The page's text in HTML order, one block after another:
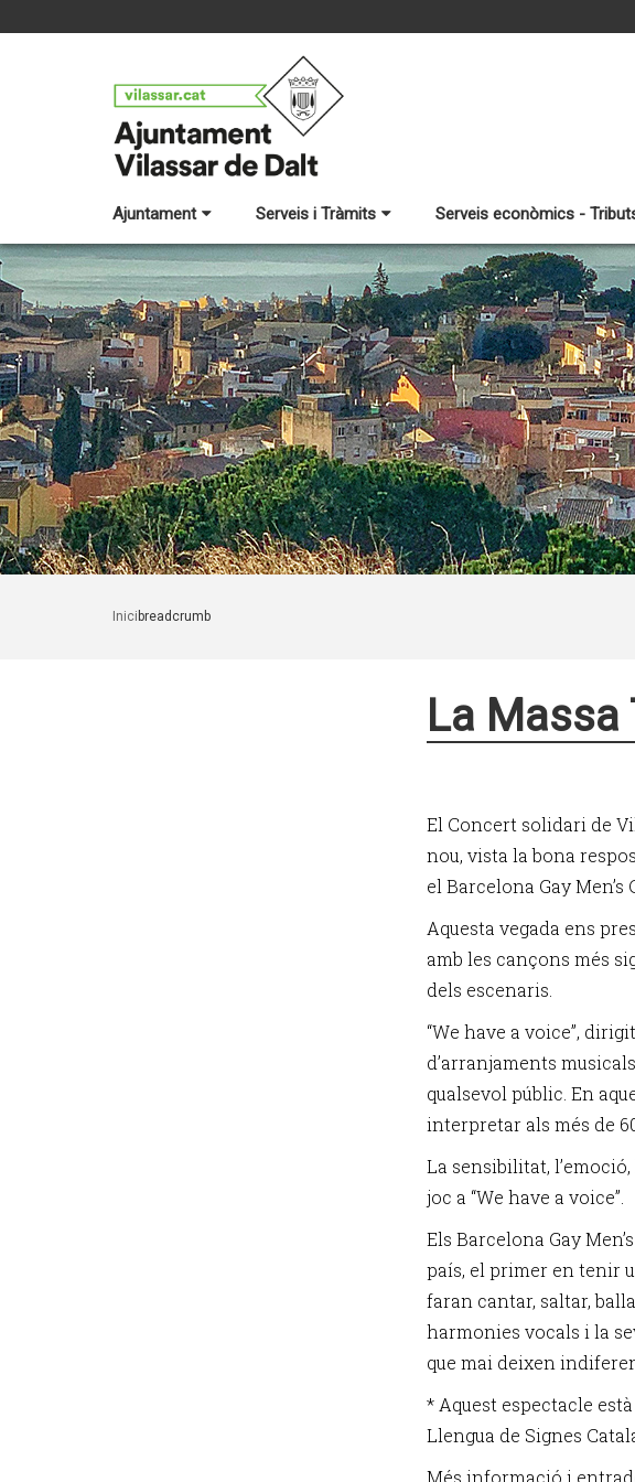
Ajuntament Serveis i Tràmits Serveis econòmics -
Inici breadcrumb
La Massa
El Concert solidari de
nou, vista la bona
el Barcelona Gay Men’s
Aquesta vegada ens
amb les cançons més
dels escenaris.
“We have a voice”,
d’arranjaments
qualsevol públic. En
interpretar als més de
La sensibilitat,
joc a “We have a voice”.
Els Barcelona Gay
país, el primer en tenir
faran cantar, saltar,
harmonies vocals i la
que mai deixen
* Aquest espectacle
Llengua de Signes
Més informació i